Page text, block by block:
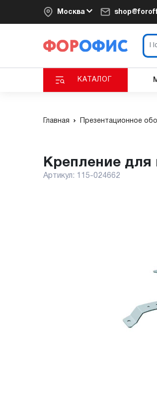
Москва
КАТАЛОГ
Главная Презентационное
Крепление
Артикул: 115-024662